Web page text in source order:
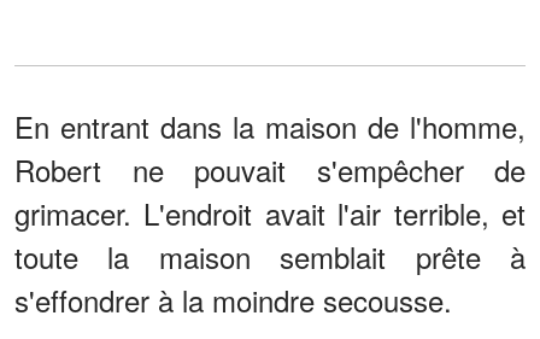
En entrant dans la maison de l'homme,
Robert ne pouvait s'empêcher de
grimacer. L'endroit avait l'air terrible, et
toute la maison semblait prête à
s'effondrer à la moindre secousse.